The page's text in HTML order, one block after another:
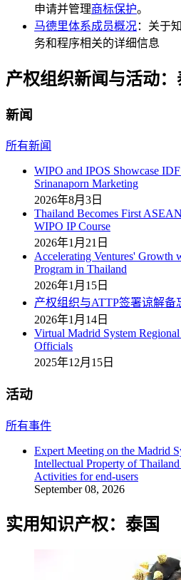
申请并管理商标保护。
马德里体系成员概况：关于
务和程序相关的详细信息
产权组织新闻与活动：
新闻
所有新闻
WIPO and IPOS Showcase
Srinanaporn Marketing
2026年8月3日
Thailand Becomes First
WIPO IP Course
2026年1月21日
Accelerating Ventures' Growth
Program in Thailand
2026年1月15日
产权组织与ATTP签署谅解备
2026年1月14日
Virtual Madrid System
Officials
2025年12月15日
活动
所有事件
Expert Meeting on the Madrid
Intellectual Property of
Activities for end-users
September 08, 2026
实用知识产权：泰国